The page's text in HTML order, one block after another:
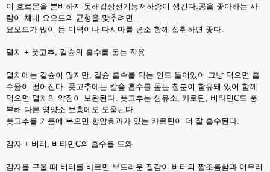
이 호르몬을 분비하지 못해갑상선기능저하증이 생긴다.콩을 좋아하는 사
람이 체내 요오드의 균형을 맞추려면
요오드가 많이 든 미역이나 다시마를 평소 함께 섭취하면 좋다.
멸치 + 풋고추, 칼슘의 흡수를 돕는 작용
멸치에는 칼슘이 많지만, 칼슘 흡수를 막는 인도 들어있어 그냥 먹으면 흡
수율이 떨어진다. 풋고추에는 칼슘 흡수를 돕는 철분이 함유돼 있어 함께
먹으면 멸치의 약점이 보완된다. 풋고추는 섬유소, 카로틴, 비타민C도 풍
부해 다른 영양소 보충에도 도움된다.
풋고추를 기름에 볶으면 항암효과가 있는 카로틴이 더 잘 흡수된다.
감자 + 버터, 비타민C의 흡수를 도와
감자를 구울 때 버터를 바르면 부드러운 질감이 버터의 짭조름함과 어우러